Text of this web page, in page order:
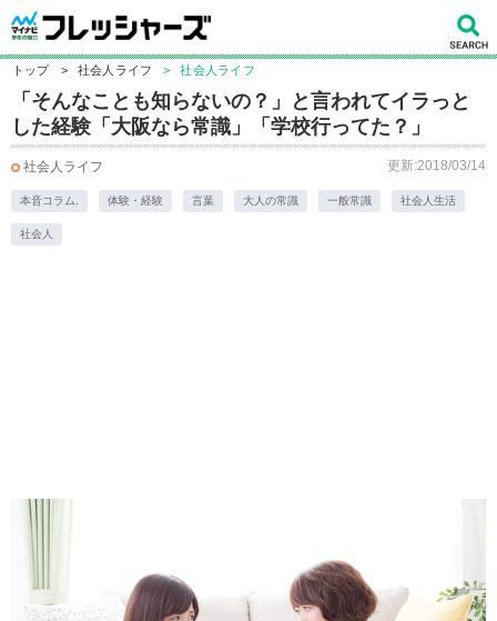
トップ > 社会人ライフ > 社会人ライフ
「そんなことも知らないの？」と言われてイラっと
した経験「大阪なら常識」「学校行ってた？」
社会人ライフ 更新:2018/03/14
本音コラム. 体験・経験 言葉 大人の常識 一般常識 社会人生活
社会人